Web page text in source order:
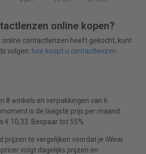
online kopen?
online contactlenzen heeft gekocht, kunt
volgen: hoe koopt u contactlenzen
8 winkels en verpakkingen van 6
is de laagste prijs per maand
€ 10,33. Bespaar tot 55%.
prijzen te vergelijken voordat je iWear
volgt dagelijks prijzen en